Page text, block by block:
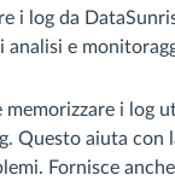
i log da
e
memorizzare i log
Questo aiuta
Fornisce